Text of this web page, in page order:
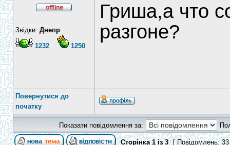
Звідки: Днепр
1232 1250
Гриша,а что
разгоне?
Повернутися до
початку
Показати повідомлення за:
Сторінка1із3 [ Повідомлень: